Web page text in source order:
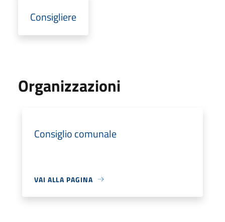
Consigliere
Organizzazioni
Consiglio comunale
VAI ALLA PAGINA